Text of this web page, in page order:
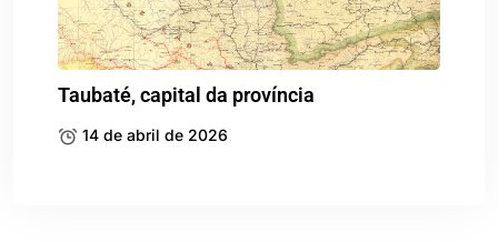
Taubaté, capital da província
14 de abril de 2026